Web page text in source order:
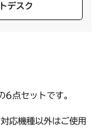
デスク
点セットです。
応機種以外はご使用